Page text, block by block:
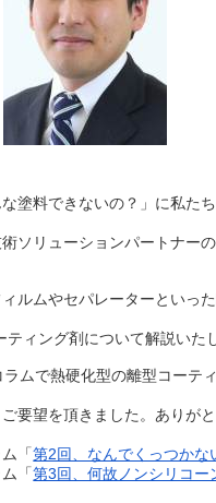
塗料できないの？」に私た
ソリューションパートナー
ルムやセパレーターといっ
ィング剤について解説いた
ムで熱硬化型の離型コーテ
要望を頂きました。ありが
ム「第2回、なんでくっつかな
ム「第3回、何故ノンシリコー